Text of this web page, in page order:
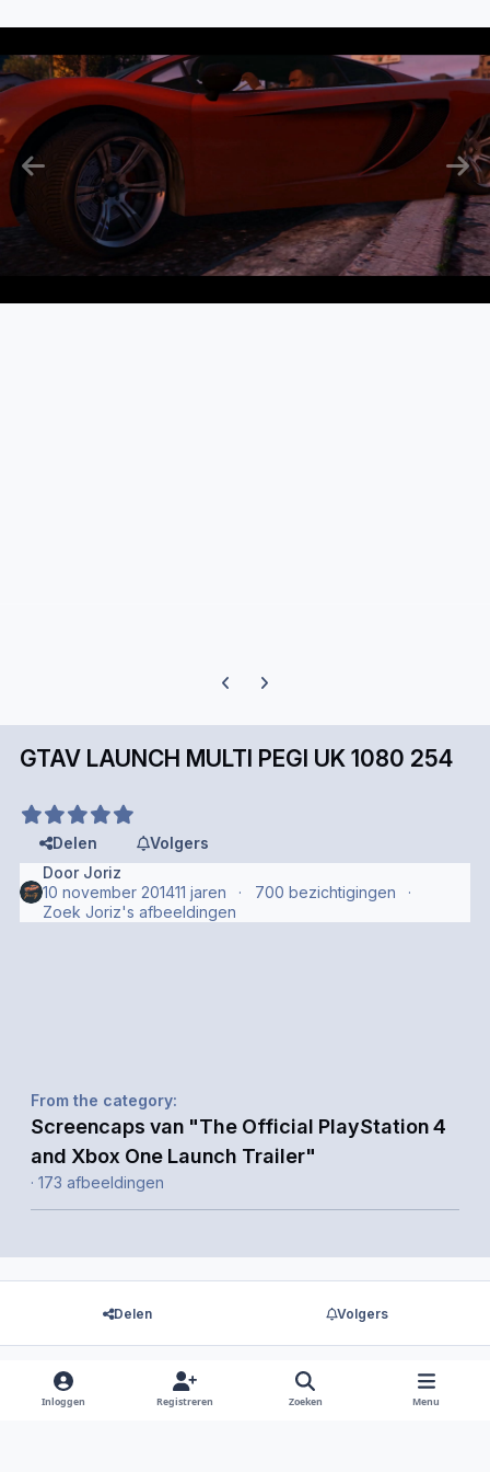
Previous carousel slide
Next carousel slide
GTAV LAUNCH MULTI PEGI UK 1080 254
Delen
Volgers
Door Joriz
10 november 201411 jaren
700 bezichtigingen
Zoek Joriz's afbeeldingen
From the category:
Screencaps van "The Official PlayStation 4
and Xbox One Launch Trailer"
· 173 afbeeldingen
Delen Volgers
Er zijn geen reacties om weer te geven.
Inloggen Registreren Zoeken Menu